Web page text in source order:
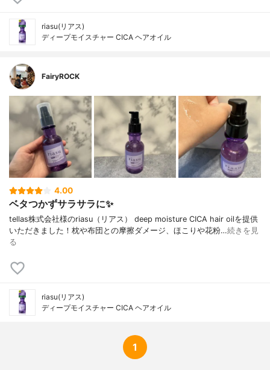
riasu(リアス)
ディープモイスチャー CICA ヘアオイル
FairyROCK
4.00
ベタつかずサラサラに✨
tellas株式会社様のriasu（リアス） deep moisture CICA hair oilを提供
いただきました！枕や布団との摩擦ダメージ、ほこりや花粉…続きを見
る
riasu(リアス)
ディープモイスチャー CICA ヘアオイル
1